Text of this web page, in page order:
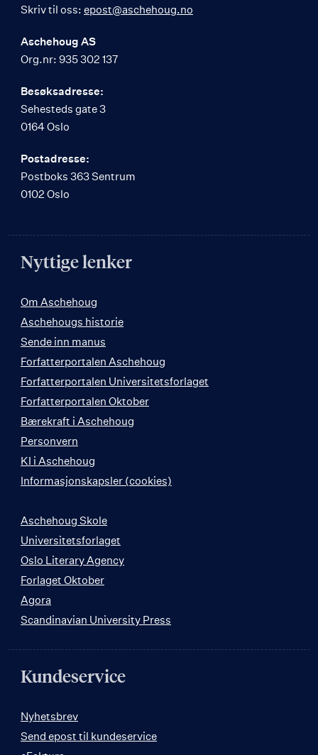
Skriv til oss: epost@aschehoug.no
Aschehoug AS
Org.nr: 935 302 137
Besøksadresse:
Sehesteds gate 3
0164 Oslo
Postadresse:
Postboks 363 Sentrum
0102 Oslo
Nyttige lenker
Om Aschehoug
Aschehougs historie
Sende inn manus
Forfatterportalen Aschehoug
Forfatterportalen Universitetsforlaget
Forfatterportalen Oktober
Bærekraft i Aschehoug
Personvern
KI i Aschehoug
Informasjonskapsler (cookies)
Aschehoug Skole
Universitetsforlaget
Oslo Literary Agency
Forlaget Oktober
Agora
Scandinavian University Press
Kundeservice
Nyhetsbrev
Send epost til kundeservice